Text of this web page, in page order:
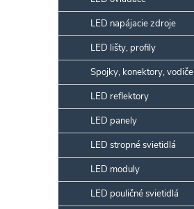
LED napájacie zdroje
LED lišty, profily
Spojky, konektory, vodiče
LED reflektory
LED panely
LED stropné svietidlá
LED moduly
LED pouličné svietidlá